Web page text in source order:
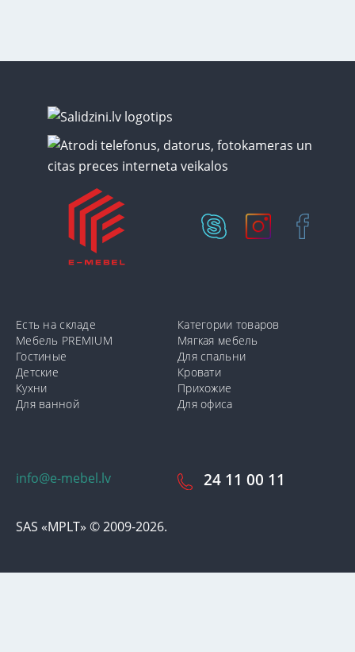
info@e-mebel.lv
SAS «MPLT» © 2009-2026.
24 11 00 11
Есть на складе
Категории товаров
Мебель PREMIUM
Мягкая мебель
Гостиные
Для спальни
Детские
Кровати
Кухни
Прихожие
Для ванной
Для офиса